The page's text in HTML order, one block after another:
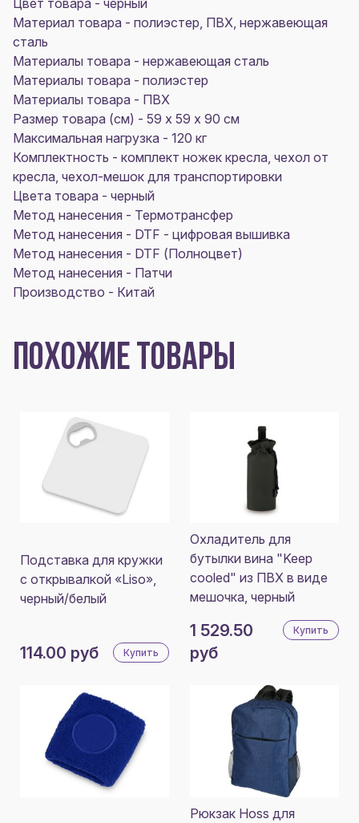
Материал товара - полиэстер, ПВХ, нержавеющая
сталь
Материалы товара - нержавеющая cталь
Материалы товара - полиэстер
Материалы товара - ПВХ
Размер товара (см) - 59 х 59 х 90 см
Максимальная нагрузка - 120 кг
Комплектность - комплект ножек кресла, чехол от
кресла, чехол-мешок для транспортировки
Цвета товара - черный
Метод нанесения - Термотрансфер
Метод нанесения - DTF - цифровая вышивка
Метод нанесения - DTF (Полноцвет)
Метод нанесения - Патчи
Производство - Китай
ПОХОЖИЕ ТОВАРЫ
Подставка для кружки
с открывалкой «Liso»,
черный/белый
114.00 руб Купить
Охладитель для
бутылки вина "Keep
cooled" из ПВХ в виде
мешочка, черный
1 529.50
руб
Купить
Рюкзак Hoss для